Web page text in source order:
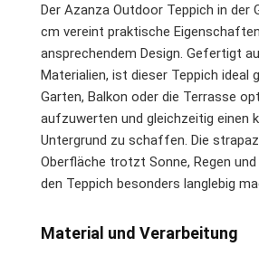
Der Azanza Outdoor Teppich in der
cm vereint praktische
ansprechendem Design. Gefertigt
Materialien, ist dieser Teppich ideal
Garten, Balkon oder die Terrasse
aufzuwerten und gleichzeitig einen
Untergrund zu schaffen. Die
Oberfläche trotzt Sonne, Regen
den Teppich besonders langlebig
Material und Verarbeitung